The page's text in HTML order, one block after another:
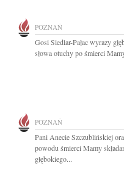
POZNAŃ
Gosi Siedlar-Pałac wyrazy
słowa otuchy po śmierci
POZNAŃ
Pani Anecie Szczublińskiej
powodu śmierci Mamy
głębokiego...